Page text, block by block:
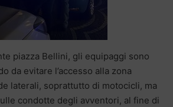
piazza Bellini, gli equipaggi sono
da evitare l’accesso alla zona
laterali, soprattutto di motocicli, ma
condotte degli avventori, al fine di